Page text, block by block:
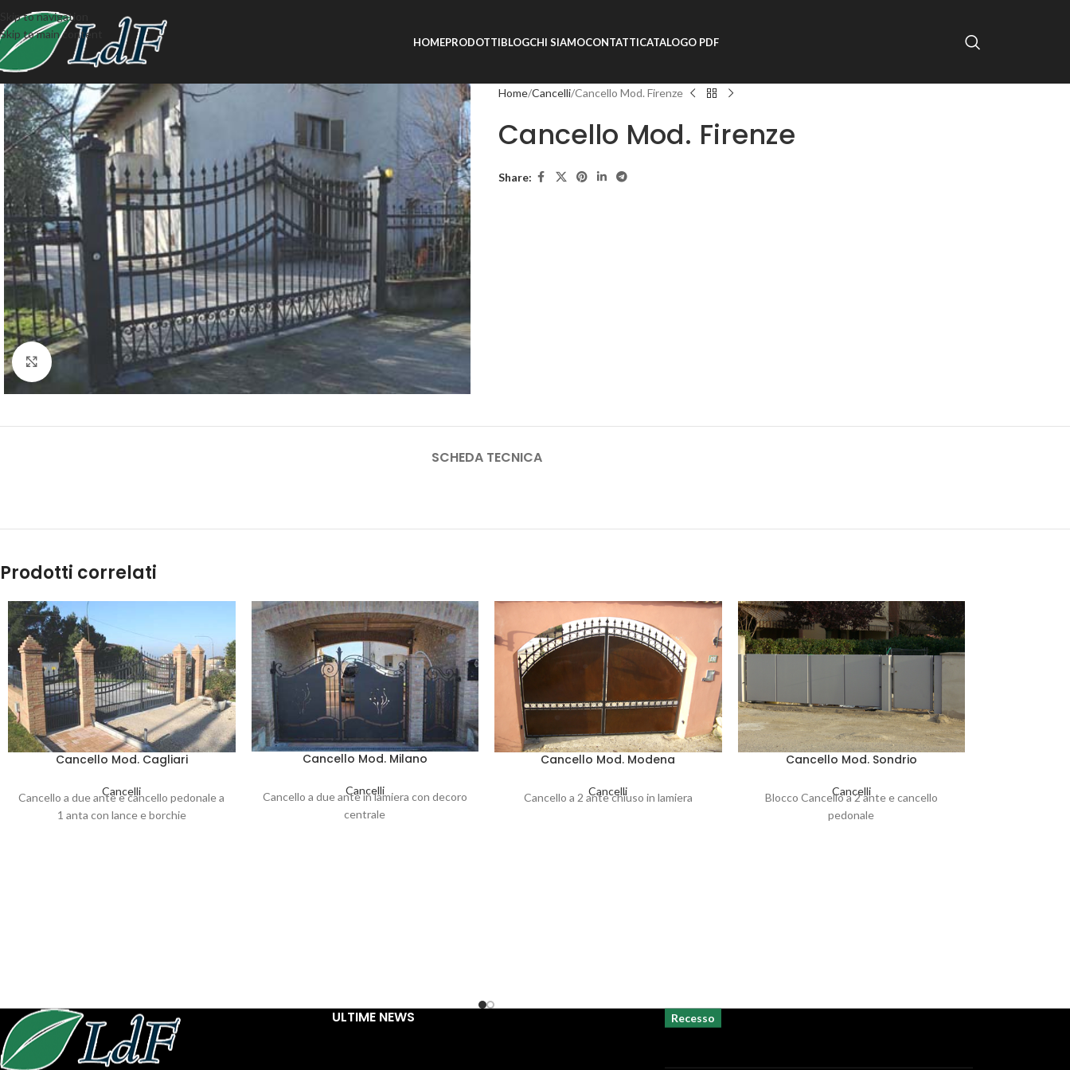
Skip to navigation
Skip to main content
HOMEPRODOTTIBLOGCHI SIAMOCONTATTICATALOGO PDF
Click to enlarge
Home Cancelli Cancello Mod. Firenze
Cancello Mod. Firenze
Share:
SCHEDA TECNICA
Prodotti correlati
Cancello Mod. Cagliari
Cancelli
Cancello a due ante e cancello pedonale a
1 anta con lance e borchie
Cancello Mod. Milano
Cancelli
Cancello a due ante in lamiera con decoro
centrale
Cancello Mod. Modena
Cancelli
Cancello a 2 ante chiuso in lamiera
Cancello Mod. Sondrio
Cancelli
Blocco Cancello a 2 ante e cancello
pedonale
ULTIME NEWS Recesso